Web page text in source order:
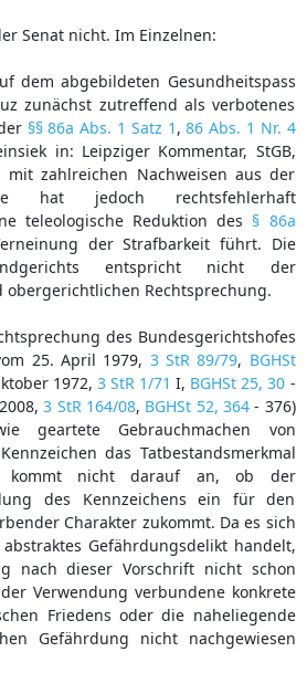
Senat nicht. Im Einzelnen:
dem abgebildeten Gesundheitspass
zunächst zutreffend als verbotenes
§§ 86a Abs. 1 Satz 1 ,86 Abs. 1 Nr. 4
in: Leipziger Kommentar, StGB,
mit zahlreichen Nachweisen aus der
hat jedoch rechtsfehlerhaft
teleologische Reduktion des § 86a
der Strafbarkeit führt. Die
entspricht nicht der
Rechtsprechung.
des Bundesgerichtshofes
25. April 1979, 3 StR 89/79, BGHSt
1972,3 StR 1/71 I, BGHSt 25, 30 -
3 StR 164/08, BGHSt 52, 364- 376)
geartete Gebrauchmachen von
das Tatbestandsmerkmal
kommt nicht darauf an, ob der
des Kennzeichens ein für den
Charakter zukommt. Da es sich
Gefährdungsdelikt handelt,
nach dieser Vorschrift nicht schon
Verwendung verbundene konkrete
Friedens oder die naheliegende
Gefährdung nicht nachgewiesen